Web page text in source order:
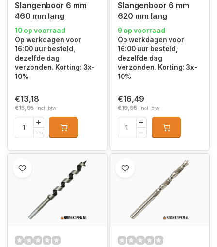
Slangenboor 6 mm
460 mm lang
10 op voorraad
Op werkdagen voor
16:00 uur besteld,
dezelfde dag
verzonden. Korting: 3x-
10%
€13,18
€15,95 Incl. btw
Slangenboor 6 mm
620 mm lang
9 op voorraad
Op werkdagen voor
16:00 uur besteld,
dezelfde dag
verzonden. Korting: 3x-
10%
€16,49
€19,95 Incl. btw